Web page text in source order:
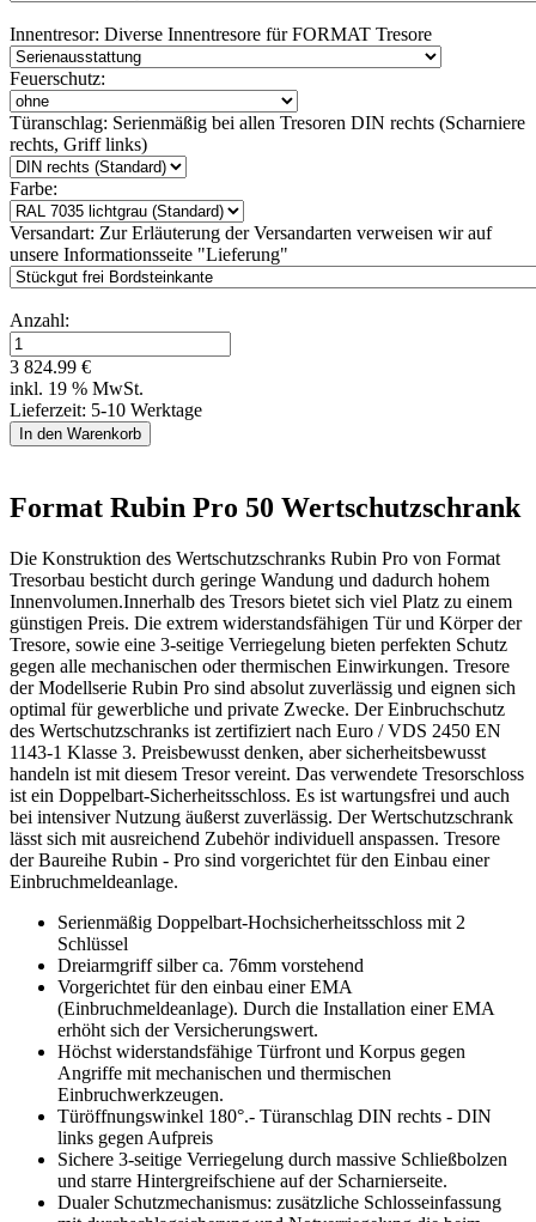
Innentresor: Diverse Innentresore für FORMAT Tresore
Feuerschutz:
Türanschlag: Serienmäßig bei allen Tresoren DIN rechts (Scharniere
rechts, Griff links)
Farbe:
Versandart: Zur Erläuterung der Versandarten verweisen wir auf
unsere Informationsseite "Lieferung"
Anzahl:
3 824.99 €
inkl. 19 % MwSt.
Lieferzeit: 5-10 Werktage
Format Rubin Pro 50 Wertschutzschrank
Die Konstruktion des Wertschutzschranks Rubin Pro von Format
Tresorbau besticht durch geringe Wandung und dadurch hohem
Innenvolumen.Innerhalb des Tresors bietet sich viel Platz zu einem
günstigen Preis. Die extrem widerstandsfähigen Tür und Körper der
Tresore, sowie eine 3-seitige Verriegelung bieten perfekten Schutz
gegen alle mechanischen oder thermischen Einwirkungen. Tresore
der Modellserie Rubin Pro sind absolut zuverlässig und eignen sich
optimal für gewerbliche und private Zwecke. Der Einbruchschutz
des Wertschutzschranks ist zertifiziert nach Euro / VDS 2450 EN
1143-1 Klasse 3. Preisbewusst denken, aber sicherheitsbewusst
handeln ist mit diesem Tresor vereint. Das verwendete Tresorschloss
ist ein Doppelbart-Sicherheitsschloss. Es ist wartungsfrei und auch
bei intensiver Nutzung äußerst zuverlässig. Der Wertschutzschrank
lässt sich mit ausreichend Zubehör individuell anspassen. Tresore
der Baureihe Rubin - Pro sind vorgerichtet für den Einbau einer
Einbruchmeldeanlage.
Serienmäßig Doppelbart-Hochsicherheitsschloss mit 2
Schlüssel
Dreiarmgriff silber ca. 76mm vorstehend
Vorgerichtet für den einbau einer EMA
(Einbruchmeldeanlage). Durch die Installation einer EMA
erhöht sich der Versicherungswert.
Höchst widerstandsfähige Türfront und Korpus gegen
Angriffe mit mechanischen und thermischen
Einbruchwerkzeugen.
Türöffnungswinkel 180°.- Türanschlag DIN rechts - DIN
links gegen Aufpreis
Sichere 3-seitige Verriegelung durch massive Schließbolzen
und starre Hintergreifschiene auf der Scharnierseite.
Dualer Schutzmechanismus: zusätzliche Schlosseinfassung